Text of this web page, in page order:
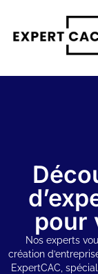
content
pour
Nos experts
création
ExpertCAC,